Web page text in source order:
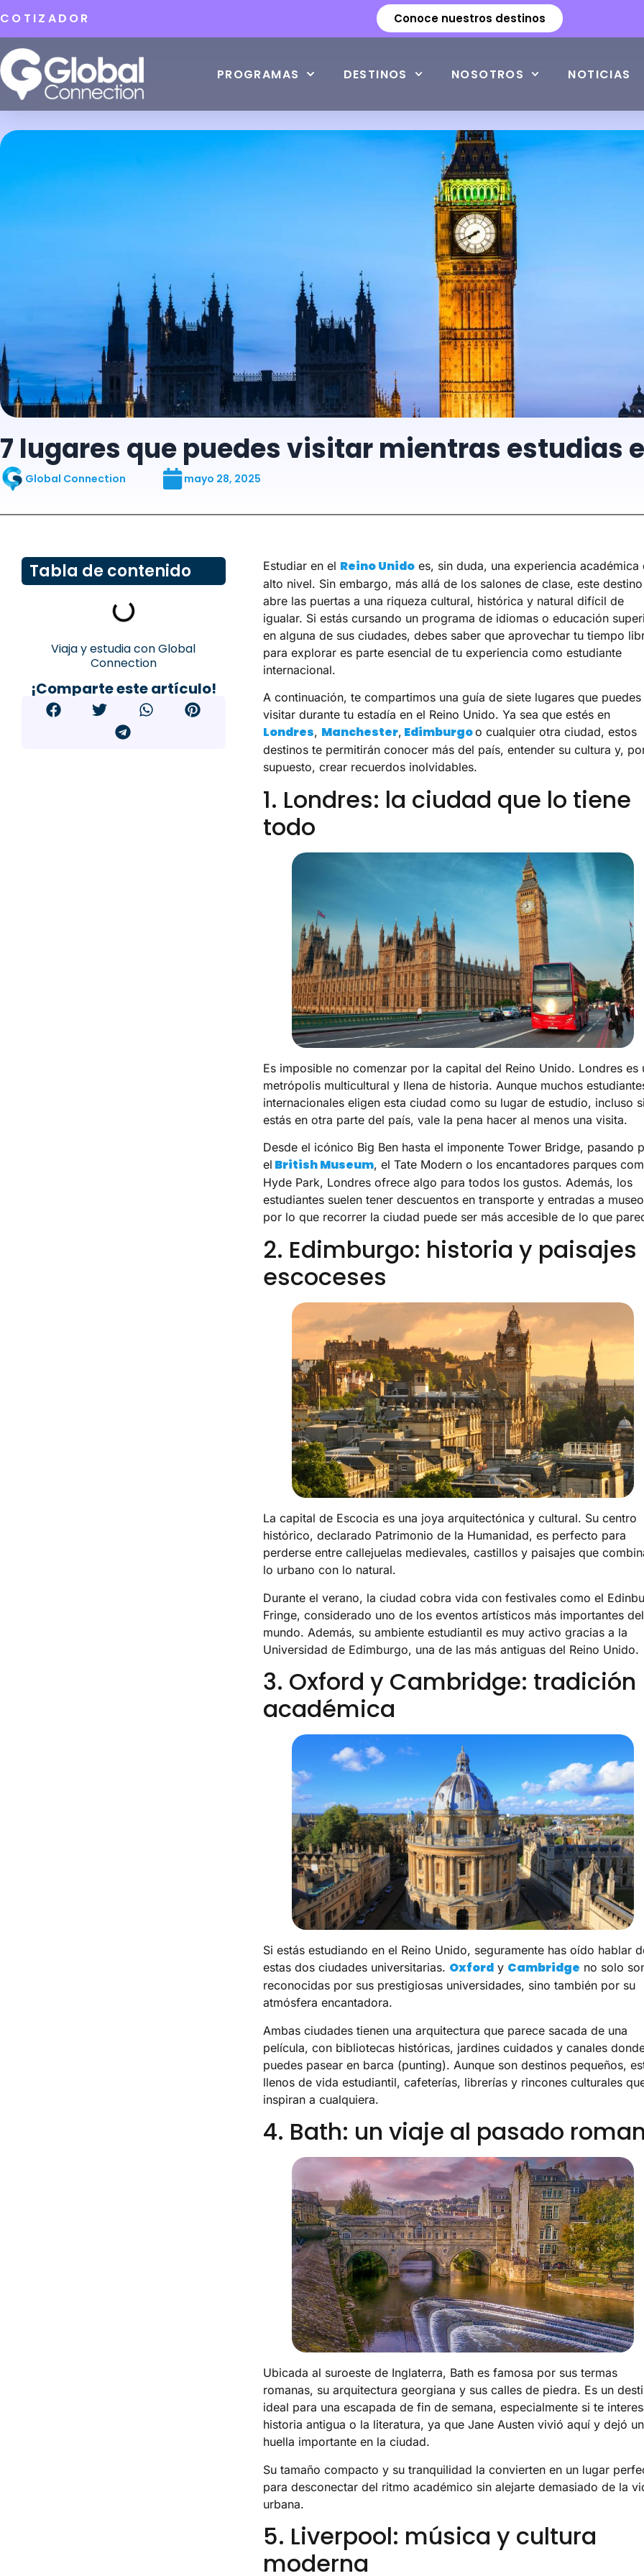
COTIZADOR Conoce nuestros destinos
PROGRAMAS DESTINOS NOSOTROS NOTICIAS
7 lugares que puedes visitar mientras estudias
Global Connection mayo 28, 2025
Tabla de contenido
Viaja y estudia con Global
Connection
¡Comparte este artículo!
Estudiar en el Reino Unidoes, sin duda, una experiencia académica
alto nivel. Sin embargo, más allá de los salones de clase, este
abre las puertas a una riqueza cultural, histórica y natural difícil de
igualar. Si estás cursando un programa de idiomas o educación
en alguna de sus ciudades, debes saber que aprovechar tu tiempo
para explorar es parte esencial de tu experiencia como estudiante
internacional.
A continuación, te compartimos una guía de siete lugares que puedes
visitar durante tu estadía en el Reino Unido. Ya sea que estés en
Londres, Manchester, Edimburgoo cualquier otra ciudad, estos
destinos te permitirán conocer más del país, entender su cultura y,
supuesto, crear recuerdos inolvidables.
1. Londres: la ciudad que lo tiene
todo
Es imposible no comenzar por la capital del Reino Unido. Londres es
metrópolis multicultural y llena de historia. Aunque muchos
internacionales eligen esta ciudad como su lugar de estudio, incluso si
estás en otra parte del país, vale la pena hacer al menos una visita.
Desde el icónico Big Ben hasta el imponente Tower Bridge, pasando
el British Museum, el Tate Modern o los encantadores parques
Hyde Park, Londres ofrece algo para todos los gustos. Además, los
estudiantes suelen tener descuentos en transporte y entradas a
por lo que recorrer la ciudad puede ser más accesible de lo que
2. Edimburgo: historia y paisajes
escoceses
La capital de Escocia es una joya arquitectónica y cultural. Su centro
histórico, declarado Patrimonio de la Humanidad, es perfecto para
perderse entre callejuelas medievales, castillos y paisajes que
lo urbano con lo natural.
Durante el verano, la ciudad cobra vida con festivales como el
Fringe, considerado uno de los eventos artísticos más importantes del
mundo. Además, su ambiente estudiantil es muy activo gracias a la
Universidad de Edimburgo, una de las más antiguas del Reino Unido.
3. Oxford y Cambridge: tradición
académica
Si estás estudiando en el Reino Unido, seguramente has oído hablar
estas dos ciudades universitarias. Oxfordy Cambridge no solo
reconocidas por sus prestigiosas universidades, sino también por su
atmósfera encantadora.
Ambas ciudades tienen una arquitectura que parece sacada de una
película, con bibliotecas históricas, jardines cuidados y canales
puedes pasear en barca (punting). Aunque son destinos pequeños,
llenos de vida estudiantil, cafeterías, librerías y rincones culturales
inspiran a cualquiera.
4. Bath: un viaje al pasado
Ubicada al suroeste de Inglaterra, Bath es famosa por sus termas
romanas, su arquitectura georgiana y sus calles de piedra. Es un
ideal para una escapada de fin de semana, especialmente si te
historia antigua o la literatura, ya que Jane Austen vivió aquí y dejó
huella importante en la ciudad.
Su tamaño compacto y su tranquilidad la convierten en un lugar
para desconectar del ritmo académico sin alejarte demasiado de la
urbana.
5. Liverpool: música y cultura
moderna